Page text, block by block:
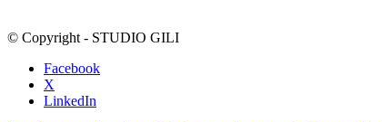
© Copyright - STUDIO GILI
Facebook
X
LinkedIn